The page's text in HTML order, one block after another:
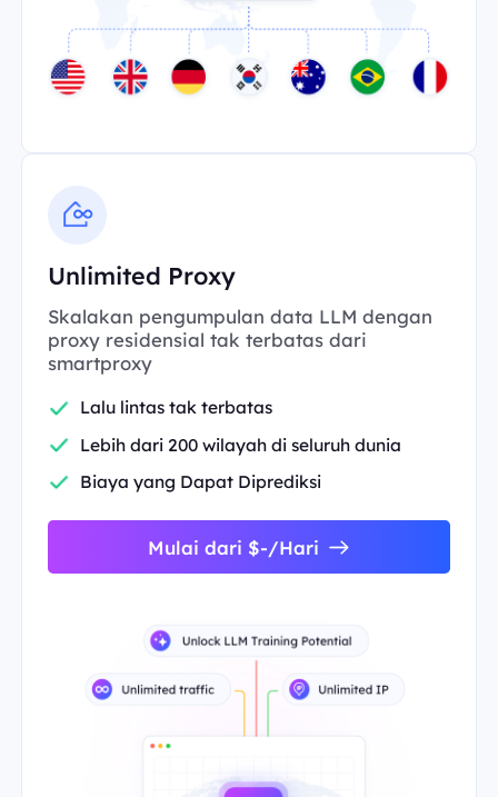
Unlimited Proxy
Skalakan pengumpulan data LLM dengan
proxy residensial tak terbatas dari
smartproxy
Lalu lintas tak terbatas
Lebih dari 200 wilayah di seluruh dunia
Biaya yang Dapat Diprediksi
Mulai dari $-/Hari